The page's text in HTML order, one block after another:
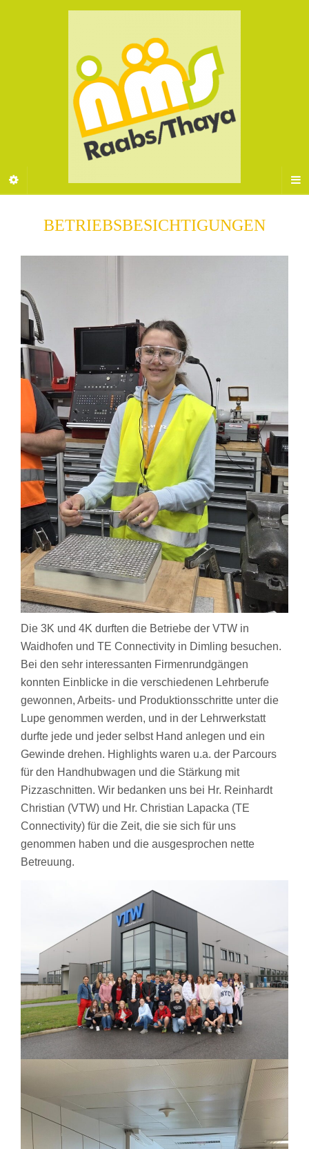
BETRIEBSBESICHTIGUNGEN
Die 3K und 4K durften die Betriebe der VTW in
Waidhofen und TE Connectivity in Dimling besuchen.
Bei den sehr interessanten Firmenrundgängen
konnten Einblicke in die verschiedenen Lehrberufe
gewonnen, Arbeits- und Produktionsschritte unter die
Lupe genommen werden, und in der Lehrwerkstatt
durfte jede und jeder selbst Hand anlegen und ein
Gewinde drehen. Highlights waren u.a. der Parcours
für den Handhubwagen und die Stärkung mit
Pizzaschnitten. Wir bedanken uns bei Hr. Reinhardt
Christian (VTW) und Hr. Christian Lapacka (TE
Connectivity) für die Zeit, die sie sich für uns
genommen haben und die ausgesprochen nette
Betreuung.